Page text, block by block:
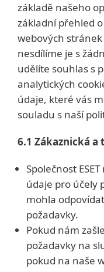
základě našeho
základní přehled
webových
nesdílíme je s
udělíte souhlas s
analytických
údaje, které vás
souladu s naší
6.1 Zákaznická
Společnost
údaje pro účely
mohla
požadavky.
Pokud nám
požadavky na
pokud na naše